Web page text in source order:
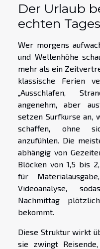
Der Urlaub
echten
Wer morgens
und Wellenhöhe
mehr als ein
klassische Ferien
„Ausschlafen,
angenehm, aber
setzen Surfkurse an,
schaffen, ohne
anzufühlen. Die
abhängig von
Blöcken von 1,5 bis
für
Videoanalyse,
Nachmittag
bekommt.
Diese Struktur wirkt
sie zwingt